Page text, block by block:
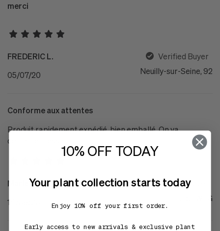
merci
FREDERIC L.
Verified Buyer
05/07/20
Neuilly-sur-Seine, 92
Conforme aux attentes
Produit rapidement expédié, bien emballé. On va
démarrer l'essai...
Marie D.
Verified Buyer
14/06/20
Liège, WLG
10% OFF TODAY
Your plant collection starts today
Enjoy 10% off your first order.
Early access to new arrivals & exclusive plant